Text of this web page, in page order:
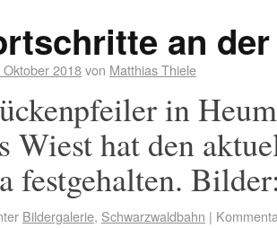
an
Oktober 2018von Matthias Thiele
in
Wiest hat den
festgehalten.
Bildergalerie, Schwarzwaldbahn |